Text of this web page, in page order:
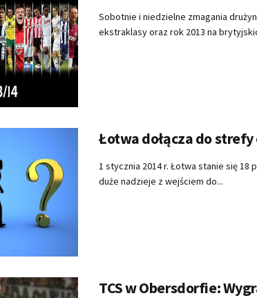
Sobotnie i niedzielne zmagania
ekstraklasy oraz rok 2013 na
Łotwa dołącza do strefy
1 stycznia 2014 r. Łotwa stanie się
duże nadzieje z wejściem do...
TCS w Obersdorfie: